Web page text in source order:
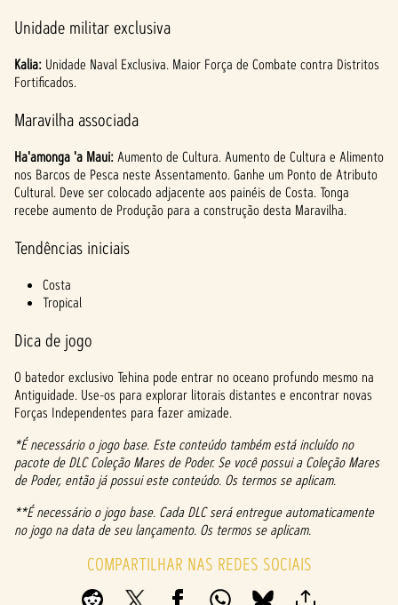
Unidade militar exclusiva
Kalia: Unidade Naval Exclusiva. Maior Força de Combate contra Distritos
Fortificados.
Maravilha associada
Ha'amonga 'a Maui:Aumento de Cultura. Aumento de Cultura e Alimento
nos Barcos de Pesca neste Assentamento. Ganhe um Ponto de Atributo
Cultural. Deve ser colocado adjacente aos painéis de Costa. Tonga
recebe aumento de Produção para a construção desta Maravilha.
Tendências iniciais
Costa
Tropical
Dica de jogo
O batedor exclusivo Tehina pode entrar no oceano profundo mesmo na
Antiguidade. Use-os para explorar litorais distantes e encontrar novas
Forças Independentes para fazer amizade.
*É necessário o jogo base. Este conteúdo também está incluído no
pacote de DLC Coleção Mares de Poder. Se você possui a Coleção Mares
de Poder, então já possui este conteúdo. Os termos se aplicam.
**É necessário o jogo base. Cada DLC será entregue automaticamente
no jogo na data de seu lançamento. Os termos se aplicam.
COMPARTILHAR NAS REDES SOCIAIS